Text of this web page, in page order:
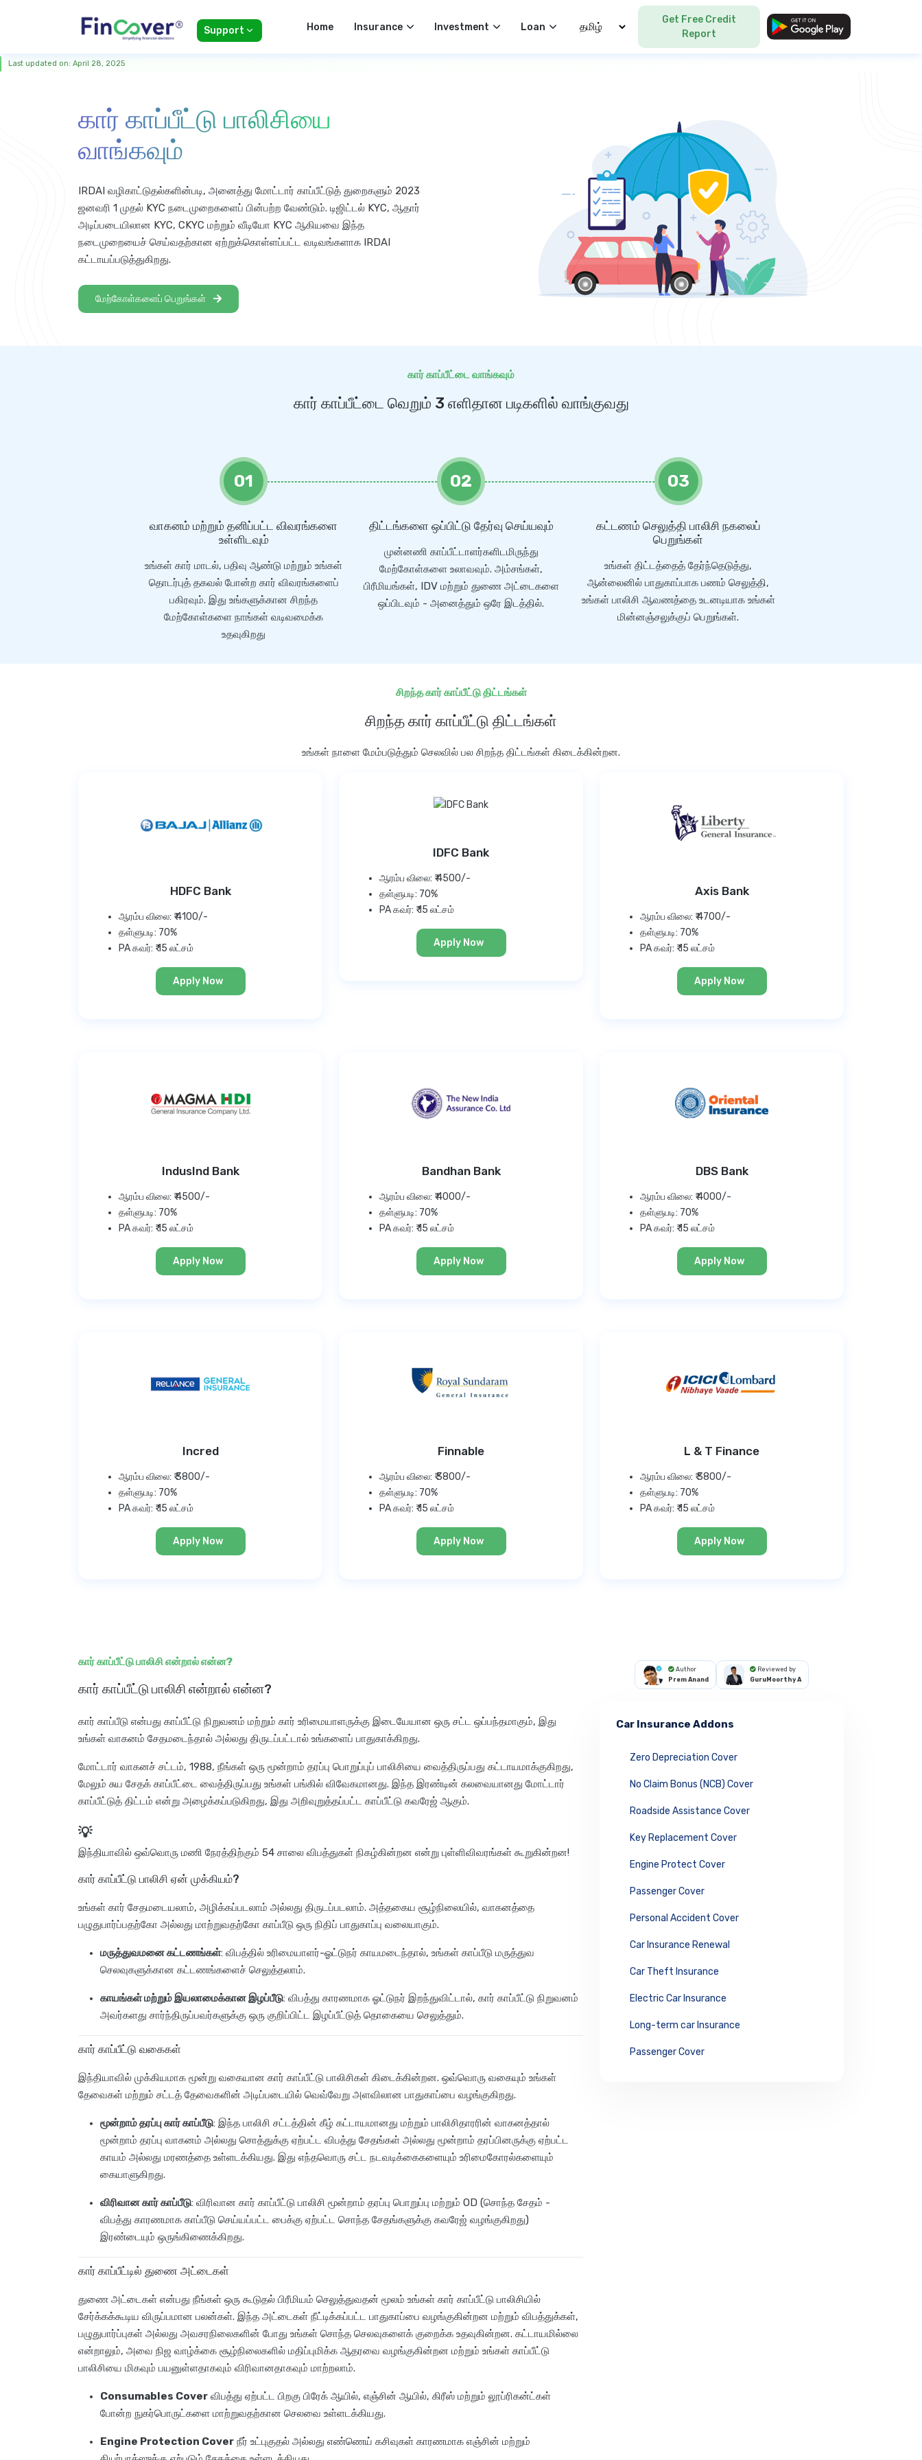
Support Home Insurance Investment Loan Select Language
Get Free Credit
Report
Last updated on: April 28, 2025
கார் காப்பீட்டு பாலிசியை
வாங்கவும்
IRDAI வழிகாட்டுதல்களின்படி, அனைத்து மோட்டார் காப்பீட்டுத் துறைகளும் 2023
ஜனவரி 1 முதல் KYC நடைமுறைகளைப் பின்பற்ற வேண்டும். டிஜிட்டல் KYC, ஆதார்
அடிப்படையிலான KYC, CKYC மற்றும் வீடியோ KYC ஆகியவை இந்த
நடைமுறையைச் செய்வதற்கான ஏற்றுக்கொள்ளப்பட்ட வடிவங்களாக IRDAI
கட்டாயப்படுத்துகிறது.
மேற்கோள்களைப் பெறுங்கள்
கார் காப்பீட்டை வாங்கவும்
கார் காப்பீட்டை வெறும் 3 எளிதான படிகளில் வாங்குவது
01
வாகனம் மற்றும் தனிப்பட்ட விவரங்களை
உள்ளிடவும்
உங்கள் கார் மாடல், பதிவு ஆண்டு மற்றும் உங்கள்
தொடர்புத் தகவல் போன்ற கார் விவரங்களைப்
பகிரவும். இது உங்களுக்கான சிறந்த
மேற்கோள்களை நாங்கள் வடிவமைக்க
உதவுகிறது
02
திட்டங்களை ஒப்பிட்டு தேர்வு செய்யவும்
முன்னணி காப்பீட்டாளர்களிடமிருந்து
மேற்கோள்களை உலாவவும். அம்சங்கள்,
பிரீமியங்கள், IDV மற்றும் துணை அட்டைகளை
ஒப்பிடவும் - அனைத்தும் ஒரே இடத்தில்.
03
கட்டணம் செலுத்தி பாலிசி நகலைப்
பெறுங்கள்
உங்கள் திட்டத்தைத் தேர்ந்தெடுத்து,
ஆன்லைனில் பாதுகாப்பாக பணம் செலுத்தி,
உங்கள் பாலிசி ஆவணத்தை உடனடியாக உங்கள்
மின்னஞ்சலுக்குப் பெறுங்கள்.
சிறந்த கார் காப்பீட்டு திட்டங்கள்
சிறந்த கார் காப்பீட்டு திட்டங்கள்
உங்கள் நாளை மேம்படுத்தும் செலவில் பல சிறந்த திட்டங்கள் கிடைக்கின்றன.
HDFC Bank
ஆரம்ப விலை: ₹ 4100/-
தள்ளுபடி: 70%
PA கவர்: ₹ 15 லட்சம்
Apply Now
IDFC Bank
ஆரம்ப விலை: ₹ 4500/-
தள்ளுபடி: 70%
PA கவர்: ₹ 15 லட்சம்
Apply Now
Axis Bank
ஆரம்ப விலை: ₹ 4700/-
தள்ளுபடி: 70%
PA கவர்: ₹ 15 லட்சம்
Apply Now
IndusInd Bank
ஆரம்ப விலை: ₹ 4500/-
தள்ளுபடி: 70%
PA கவர்: ₹ 15 லட்சம்
Apply Now
Bandhan Bank
ஆரம்ப விலை: ₹ 4000/-
தள்ளுபடி: 70%
PA கவர்: ₹ 15 லட்சம்
Apply Now
DBS Bank
ஆரம்ப விலை: ₹ 4000/-
தள்ளுபடி: 70%
PA கவர்: ₹ 15 லட்சம்
Apply Now
Incred
ஆரம்ப விலை: ₹ 3800/-
தள்ளுபடி: 70%
PA கவர்: ₹ 15 லட்சம்
Apply Now
Finnable
ஆரம்ப விலை: ₹ 3800/-
தள்ளுபடி: 70%
PA கவர்: ₹ 15 லட்சம்
Apply Now
L & T Finance
ஆரம்ப விலை: ₹ 3800/-
தள்ளுபடி: 70%
PA கவர்: ₹ 15 லட்சம்
Apply Now
கார் காப்பீட்டு பாலிசி என்றால் என்ன?
கார் காப்பீட்டு பாலிசி என்றால் என்ன?
கார் காப்பீடு என்பது காப்பீட்டு நிறுவனம் மற்றும் கார் உரிமையாளருக்கு இடையேயான ஒரு சட்ட ஒப்பந்தமாகும், இது
உங்கள் வாகனம் சேதமடைந்தால் அல்லது திருடப்பட்டால் உங்களைப் பாதுகாக்கிறது.
மோட்டார் வாகனச் சட்டம், 1988, நீங்கள் ஒரு மூன்றாம் தரப்பு பொறுப்புப் பாலிசியை வைத்திருப்பது கட்டாயமாக்குகிறது,
மேலும் சுய சேதக் காப்பீட்டை வைத்திருப்பது உங்கள் பங்கில் விவேகமானது. இந்த இரண்டின் கலவையானது மோட்டார்
காப்பீட்டுத் திட்டம் என்று அழைக்கப்படுகிறது, இது அறிவுறுத்தப்பட்ட காப்பீட்டு கவரேஜ் ஆகும்.
இந்தியாவில் ஒவ்வொரு மணி நேரத்திற்கும் 54 சாலை விபத்துகள் நிகழ்கின்றன என்று புள்ளிவிவரங்கள் கூறுகின்றன!
கார் காப்பீட்டு பாலிசி ஏன் முக்கியம்?
உங்கள் கார் சேதமடையலாம், அழிக்கப்படலாம் அல்லது திருடப்படலாம். அத்தகைய சூழ்நிலையில், வாகனத்தை
பழுதுபார்ப்பதற்கோ அல்லது மாற்றுவதற்கோ காப்பீடு ஒரு நிதிப் பாதுகாப்பு வலையாகும்.
மருத்துவமனை கட்டணங்கள்: விபத்தில் உரிமையாளர்-ஓட்டுநர் காயமடைந்தால், உங்கள் காப்பீடு மருத்துவ
செலவுகளுக்கான கட்டணங்களைச் செலுத்தலாம்.
காயங்கள் மற்றும் இயலாமைக்கான இழப்பீடு: விபத்து காரணமாக ஓட்டுநர் இறந்துவிட்டால், கார் காப்பீட்டு நிறுவனம்
அவர்களது சார்ந்திருப்பவர்களுக்கு ஒரு குறிப்பிட்ட இழப்பீட்டுத் தொகையை செலுத்தும்.
கார் காப்பீட்டு வகைகள்
இந்தியாவில் முக்கியமாக மூன்று வகையான கார் காப்பீட்டு பாலிசிகள் கிடைக்கின்றன. ஒவ்வொரு வகையும் உங்கள்
தேவைகள் மற்றும் சட்டத் தேவைகளின் அடிப்படையில் வெவ்வேறு அளவிலான பாதுகாப்பை வழங்குகிறது.
மூன்றாம் தரப்பு கார் காப்பீடு: இந்த பாலிசி சட்டத்தின் கீழ் கட்டாயமானது மற்றும் பாலிசிதாரரின் வாகனத்தால்
மூன்றாம் தரப்பு வாகனம் அல்லது சொத்துக்கு ஏற்பட்ட விபத்து சேதங்கள் அல்லது மூன்றாம் தரப்பினருக்கு ஏற்பட்ட
காயம் அல்லது மரணத்தை உள்ளடக்கியது. இது எந்தவொரு சட்ட நடவடிக்கைகளையும் உரிமைகோரல்களையும்
கையாளுகிறது.
விரிவான கார் காப்பீடு: விரிவான கார் காப்பீட்டு பாலிசி மூன்றாம் தரப்பு பொறுப்பு மற்றும் OD (சொந்த சேதம் -
விபத்து காரணமாக காப்பீடு செய்யப்பட்ட பைக்கு ஏற்பட்ட சொந்த சேதங்களுக்கு கவரேஜ் வழங்குகிறது)
இரண்டையும் ஒருங்கிணைக்கிறது.
கார் காப்பீட்டில் துணை அட்டைகள்
துணை அட்டைகள் என்பது நீங்கள் ஒரு கூடுதல் பிரீமியம் செலுத்துவதன் மூலம் உங்கள் கார் காப்பீட்டு பாலிசியில்
சேர்க்கக்கூடிய விருப்பமான பலன்கள். இந்த அட்டைகள் நீட்டிக்கப்பட்ட பாதுகாப்பை வழங்குகின்றன மற்றும் விபத்துக்கள்,
பழுதுபார்ப்புகள் அல்லது அவசரநிலைகளின் போது உங்கள் சொந்த செலவுகளைக் குறைக்க உதவுகின்றன. கட்டாயமில்லை
என்றாலும், அவை நிஜ வாழ்க்கை சூழ்நிலைகளில் மதிப்புமிக்க ஆதரவை வழங்குகின்றன மற்றும் உங்கள் காப்பீட்டு
பாலிசியை மிகவும் பயனுள்ளதாகவும் விரிவானதாகவும் மாற்றலாம்.
Consumables Cover விபத்து ஏற்பட்ட பிறகு பிரேக் ஆயில், எஞ்சின் ஆயில், கிரீஸ் மற்றும் லூப்ரிகன்ட்கள்
போன்ற நுகர்பொருட்களை மாற்றுவதற்கான செலவை உள்ளடக்கியது.
Engine Protection Cover நீர் உட்புகுதல் அல்லது எண்ணெய் கசிவுகள் காரணமாக எஞ்சின் மற்றும்
Author
Prem Anand
Reviewed by
GuruMoorthy A
Car Insurance Addons
Zero Depreciation Cover
No Claim Bonus (NCB) Cover
Roadside Assistance Cover
Key Replacement Cover
Engine Protect Cover
Passenger Cover
Personal Accident Cover
Car Insurance Renewal
Car Theft Insurance
Electric Car Insurance
Long-term car Insurance
Passenger Cover